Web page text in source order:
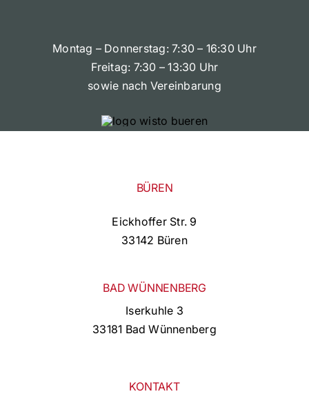
Montag – Donnerstag: 7:30 – 16:30 Uhr
Freitag: 7:30 – 13:30 Uhr
sowie nach Vereinbarung
BÜREN
Eickhoffer Str. 9
33142 Büren
BAD WÜNNENBERG
Iserkuhle 3
33181 Bad Wünnenberg
KONTAKT